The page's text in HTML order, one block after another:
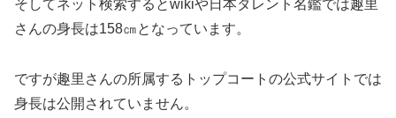
そしてネット検索するとwikiや日本タレント名鑑では趣里
さんの身長は158㎝となっています。
ですが趣里さんの所属するトップコートの公式サイトでは
身長は公開されていません。